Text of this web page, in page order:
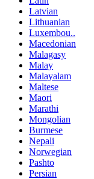
Latvian
Lithuanian
Luxembou..
Macedonian
Malagasy
Malay
Malayalam
Maltese
Maori
Marathi
Mongolian
Burmese
Nepali
Norwegian
Pashto
Persian